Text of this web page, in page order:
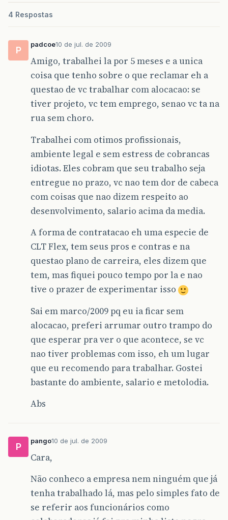
4 Respostas
P
padcoe10 de jul. de 2009
Amigo, trabalhei la por 5 meses e a unica
coisa que tenho sobre o que reclamar eh a
questao de vc trabalhar com alocacao: se
tiver projeto, vc tem emprego, senao vc ta na
rua sem choro.
Trabalhei com otimos profissionais,
ambiente legal e sem estress de cobrancas
idiotas. Eles cobram que seu trabalho seja
entregue no prazo, vc nao tem dor de cabeca
com coisas que nao dizem respeito ao
desenvolvimento, salario acima da media.
A forma de contratacao eh uma especie de
CLT Flex, tem seus pros e contras e na
questao plano de carreira, eles dizem que
tem, mas fiquei pouco tempo por la e nao
tive o prazer de experimentar isso
Sai em marco/2009 pq eu ia ficar sem
alocacao, preferi arrumar outro trampo do
que esperar pra ver o que acontece, se vc
nao tiver problemas com isso, eh um lugar
que eu recomendo para trabalhar. Gostei
bastante do ambiente, salario e metolodia.
Abs
P
pango10 de jul. de 2009
Cara,
Não conheco a empresa nem ninguém que já
tenha trabalhado lá, mas pelo simples fato de
se referir aos funcionários como